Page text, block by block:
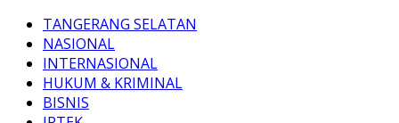
TANGERANG SELATAN
NASIONAL
INTERNASIONAL
HUKUM & KRIMINAL
BISNIS